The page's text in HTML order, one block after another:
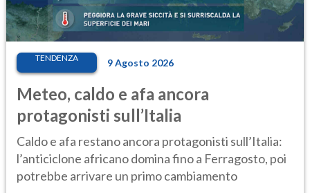
TENDENZA 9 Agosto 2026
Meteo, caldo e afa ancora
protagonisti sull’Italia
Caldo e afa restano ancora protagonisti sull’Italia:
l’anticiclone africano domina fino a Ferragosto, poi
potrebbe arrivare un primo cambiamento